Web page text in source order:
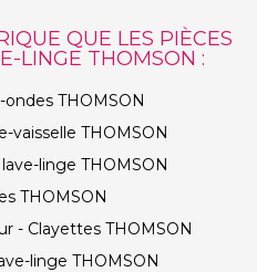
QUE LES PIÈCES
LINGE THOMSON :
THOMSON
vaisselle THOMSON
linge THOMSON
THOMSON
- Clayettes THOMSON
linge THOMSON